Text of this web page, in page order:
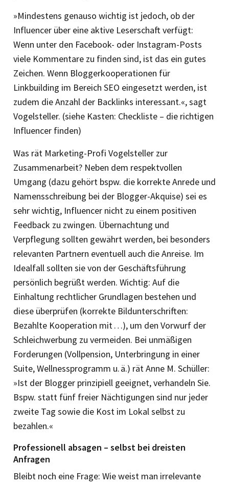
»Mindestens genauso wichtig ist jedoch, ob der
Influencer über eine aktive Leserschaft verfügt:
Wenn unter den Facebook- oder Instagram-Posts
viele Kommentare zu finden sind, ist das ein gutes
Zeichen. Wenn Bloggerkooperationen für
Linkbuilding im Bereich SEO eingesetzt werden, ist
zudem die Anzahl der Backlinks interessant.«, sagt
Vogelsteller. (siehe Kasten: Checkliste – die richtigen
Influencer finden)
Was rät Marketing-Profi Vogelsteller zur
Zusammenarbeit? Neben dem respektvollen
Umgang (dazu gehört bspw. die korrekte Anrede und
Namensschreibung bei der Blogger-Akquise) sei es
sehr wichtig, Influencer nicht zu einem positiven
Feedback zu zwingen. Übernachtung und
Verpflegung sollten gewährt werden, bei besonders
relevanten Partnern eventuell auch die Anreise. Im
Idealfall sollten sie von der Geschäftsführung
persönlich begrüßt werden. Wichtig: Auf die
Einhaltung rechtlicher Grundlagen bestehen und
diese überprüfen (korrekte Bild­unterschriften:
Bezahlte Kooperation mit …), um den Vorwurf der
Schleichwerbung zu vermeiden. Bei unmäßigen
Forderungen (Vollpension, Unterbringung in einer
Suite, Wellnessprogramm u. ä.) rät Anne M. Schüller:
»Ist der Blogger prinzipiell geeignet, verhandeln Sie.
Bspw. statt fünf freier Nächtigungen sind nur jeder
zweite Tag sowie die Kost im Lokal selbst zu
bezahlen.«
Professionell absagen – selbst bei dreisten
Anfragen
Bleibt noch eine Frage: Wie weist man irrelevante